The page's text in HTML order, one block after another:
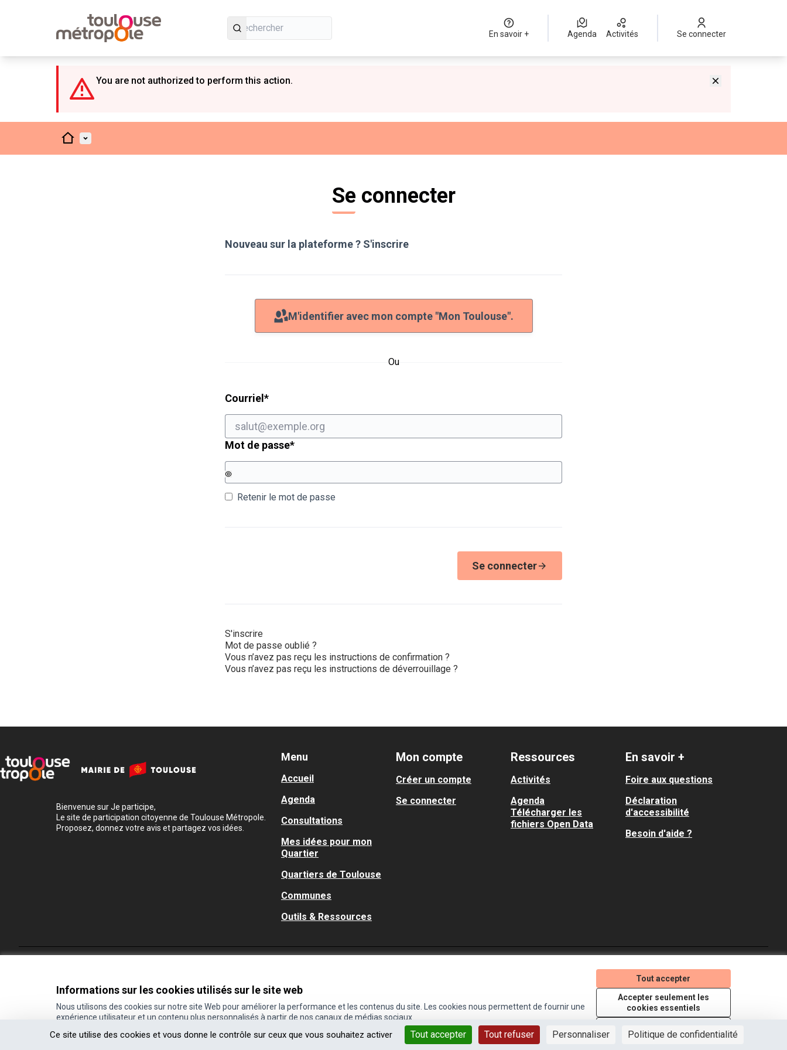
Ce site utilise des cookies et vous donne le contrôle sur ceux que vous souhaitez activer Tout accepter Tout refuser Personnaliser Politique de confidentialité
Informations sur les cookies utilisés sur le site web
Nous utilisons des cookies sur notre site Web pour améliorer la performance et les contenus du site. Les cookies nous permettent de fournir une
expérience utilisateur et un contenu plus personnalisés à partir de nos canaux de médias sociaux.
Tout accepter
Accepter seulement les
cookies essentiels
En savoir + Agenda Activités Se connecter
You are not authorized to perform this action.
AccueilMenu principal
Se connecter
Nouveau sur la plateforme ? S'inscrire
M'identifier avec mon compte "Mon Toulouse".
Ou
Courriel *Champ obligatoire
Mot de passe*Champ obligatoire
Retenir le mot de passe
Se connecter
S'inscrire
Mot de passe oublié ?
Vous n’avez pas reçu les instructions de confirmation ?
Vous n’avez pas reçu les instructions de déverrouillage ?
Bienvenue sur Je participe,
Le site de participation citoyenne de Toulouse Métropole.
Proposez, donnez votre avis et partagez vos idées.
Menu
Accueil
Agenda
Consultations
Mes idées pour mon
Quartier
Quartiers de Toulouse
Communes
Outils & Ressources
Mon compte
Créer un compte
Se connecter
Ressources
Activités
Agenda
Télécharger les
fichiers Open Data
En savoir +
Foire aux questions
Déclaration
d'accessibilité
Besoin d'aide ?
(Lien externe)
(Lien externe)
(Lien externe)
(Lien externe)
Site réalisé grâce aulogiciel libre Decidim
(Lien externe)
.
Licence Creative
(Lien externe)